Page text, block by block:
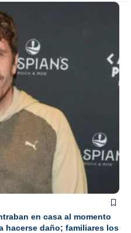
en casa al momento
hacerse daño; familiares los